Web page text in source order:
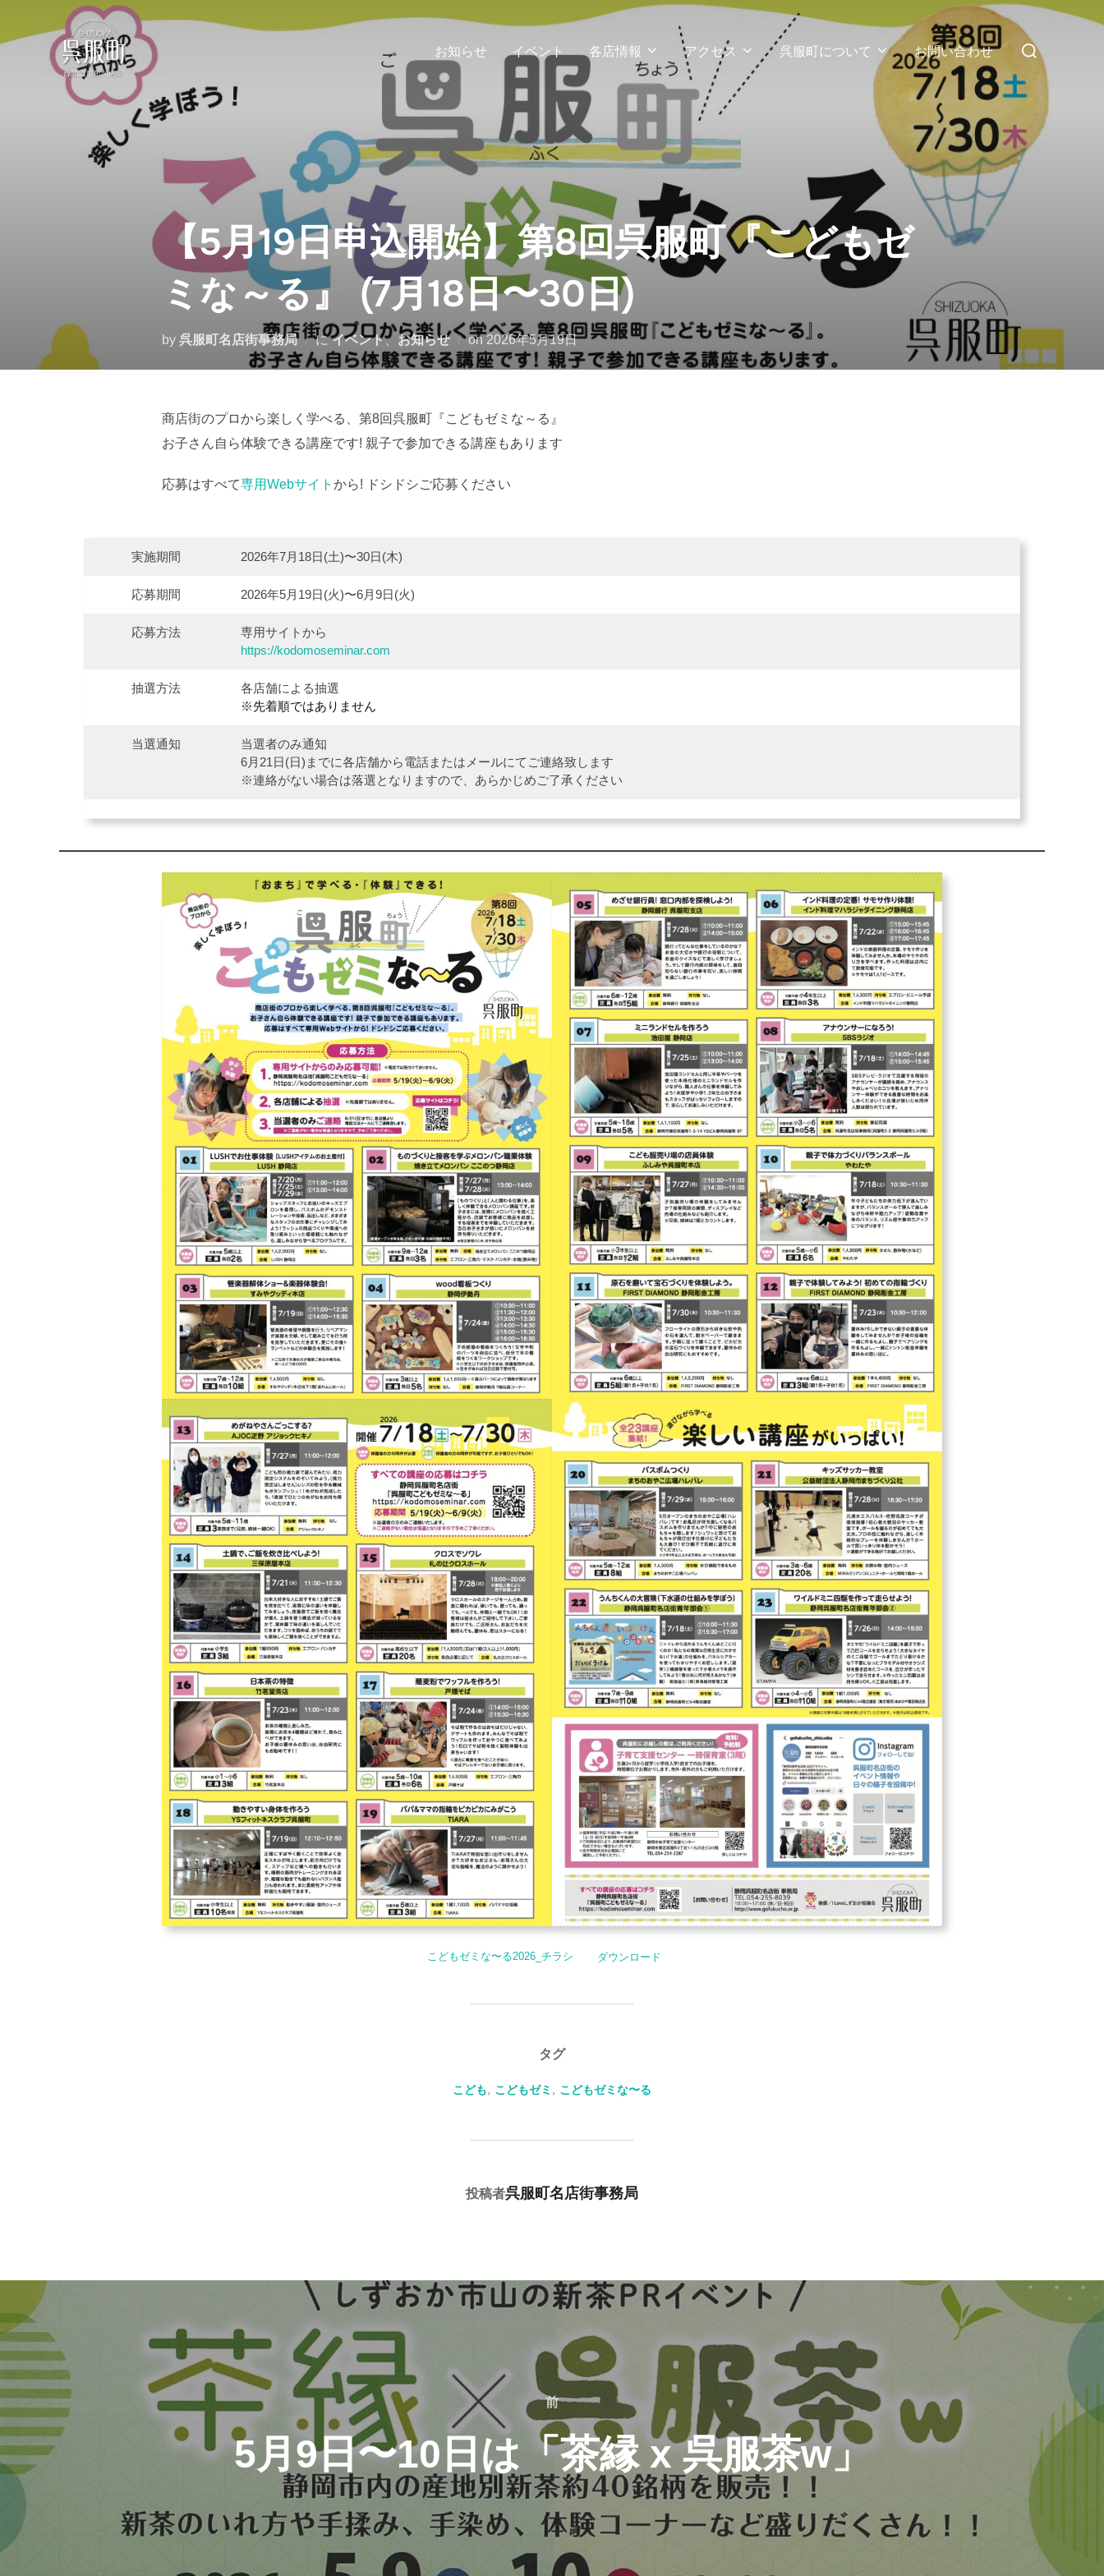
お知らせ イベント 各店情報 アクセス 呉服町について お問い合わせ
検
対
【5月19日申込開始】第8回呉服町『こどもゼ
ミな～る』 (7月18日〜30日)
by 呉服町名店街事務局 にイベント、 お知らせ on 投
稿
2026年5月19日
商店街のプロから楽しく学べる、第8回呉服町『こどもゼミな～る』
お子さん自ら体験できる講座です! 親子で参加できる講座もあります
応募はすべて専用Webサイト から! ドシドシご応募ください
実施期間 2026年7月18日(土)〜30日(木)
応募期間 2026年5月19日(火)〜6月9日(火)
応募方法
専用サイトから
https://kodomoseminar.com
抽選方法
各店舗による抽選
※先着順ではありません
当選通知
当選者のみ通知
6月21日(日)までに各店舗から電話またはメールにてご連絡致します
※連絡がない場合は落選となりますので、あらかじめご了承ください
こどもゼミな〜る2026_チラシ ダウンロード
タグ
こども, こどもゼミ , こどもゼミな〜る
投稿者
投稿者呉服町名店街事務局
稿
ナ
ビ
ゲ
ー
シ
前
前
5月9日〜10日は「茶縁 x 呉服茶w」